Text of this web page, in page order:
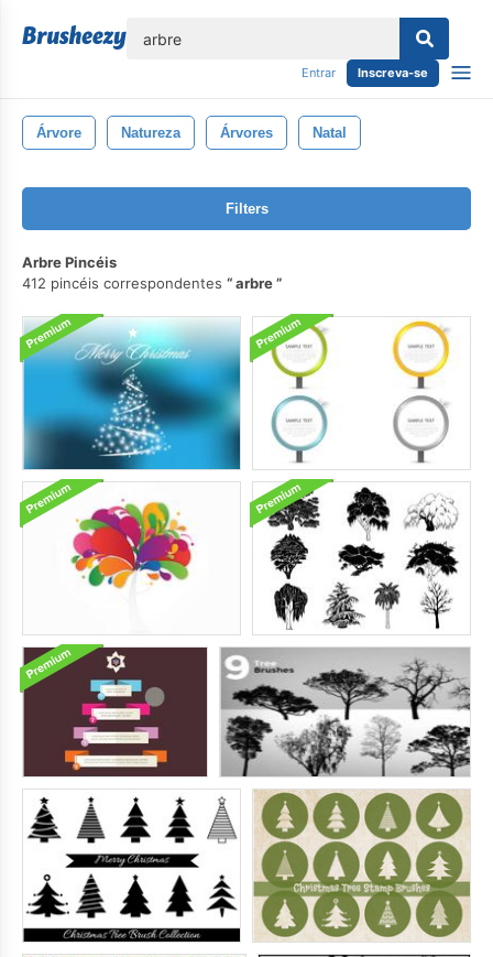
Entrar Inscreva-se
Árvore Natureza Árvores Natal
Filters
Arbre Pincéis
412 pincéis correspondentes
arbre